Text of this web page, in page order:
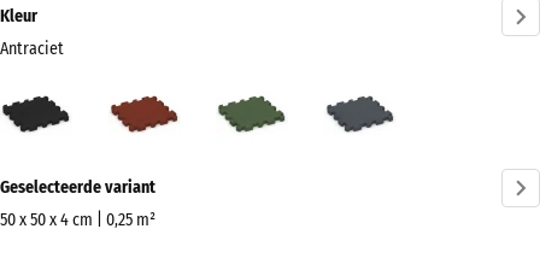
Kleur
Antraciet
(active)
Baksteenrood Grasgroen
informatie
over
Geselecteerde variant
50 x 50 x 4 cm | 0,25 m²